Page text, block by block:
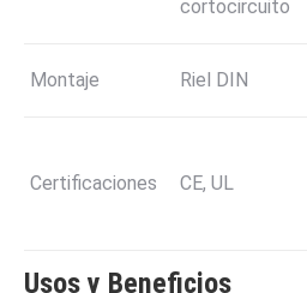
cortocircuito
Montaje Riel DIN
Certificaciones CE, UL
Usos y Beneficios